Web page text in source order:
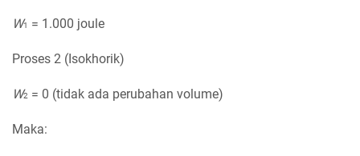
W1 = 1.000 joule
Proses 2 (Isokhorik)
W2 = 0 (tidak ada perubahan volume)
Maka: